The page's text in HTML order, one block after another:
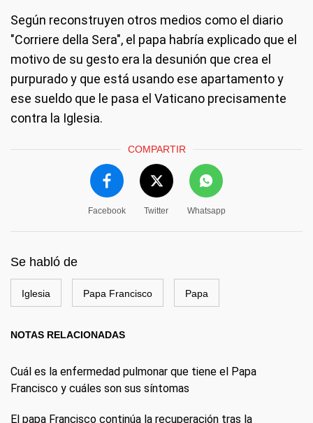
Según reconstruyen otros medios como el diario
"Corriere della Sera", el papa habría explicado que el
motivo de su gesto era la desunión que crea el
purpurado y que está usando ese apartamento y
ese sueldo que le pasa el Vaticano precisamente
contra la Iglesia.
COMPARTIR
Facebook Twitter Whatsapp
Se habló de
Iglesia Papa Francisco Papa
NOTAS RELACIONADAS
Cuál es la enfermedad pulmonar que tiene el Papa
Francisco y cuáles son sus síntomas
El papa Francisco continúa la recuperación tras la